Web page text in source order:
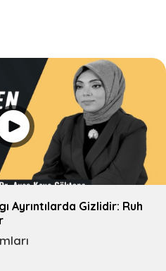
Ayrıntılarda Gizlidir: Ruh